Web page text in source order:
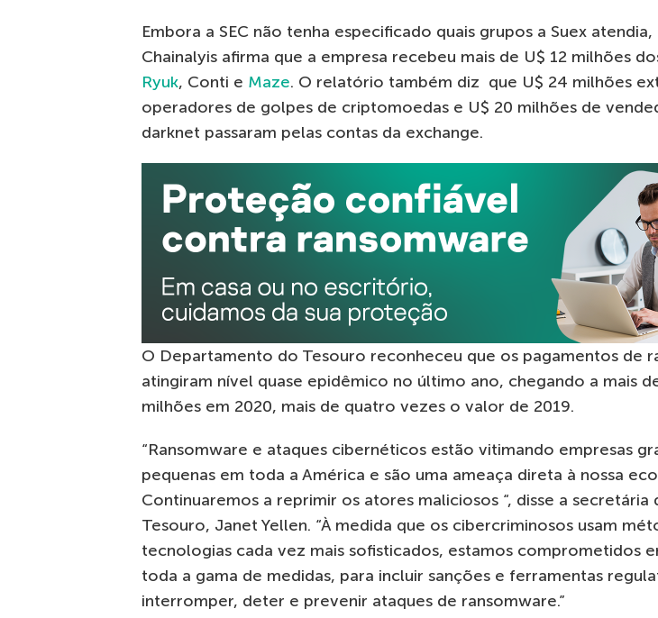
Embora a SEC não tenha especificado quais grupos a Suex atendia,
Chainalyis afirma que a empresa recebeu mais de U$ 12 milhões
Ryuk, Conti e Maze. O relatório também diz que U$ 24 milhões
operadores de golpes de criptomoedas e U$ 20 milhões de
darknet passaram pelas contas da exchange.
O Departamento do Tesouro reconheceu que os pagamentos de
atingiram nível quase epidêmico no último ano, chegando a mais
milhões em 2020, mais de quatro vezes o valor de 2019.
“Ransomware e ataques cibernéticos estão vitimando empresas
pequenas em toda a América e são uma ameaça direta à nossa
Continuaremos a reprimir os atores maliciosos “, disse a secretária
Tesouro, Janet Yellen. “À medida que os cibercriminosos usam
tecnologias cada vez mais sofisticados, estamos comprometidos
toda a gama de medidas, para incluir sanções e ferramentas
interromper, deter e prevenir ataques de ransomware.”